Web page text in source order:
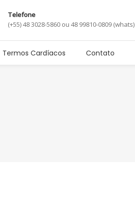
Telefone
(+55) 48 3028-5860 ou 48 99810-0809 (whats)
Termos Cardíacos Contato